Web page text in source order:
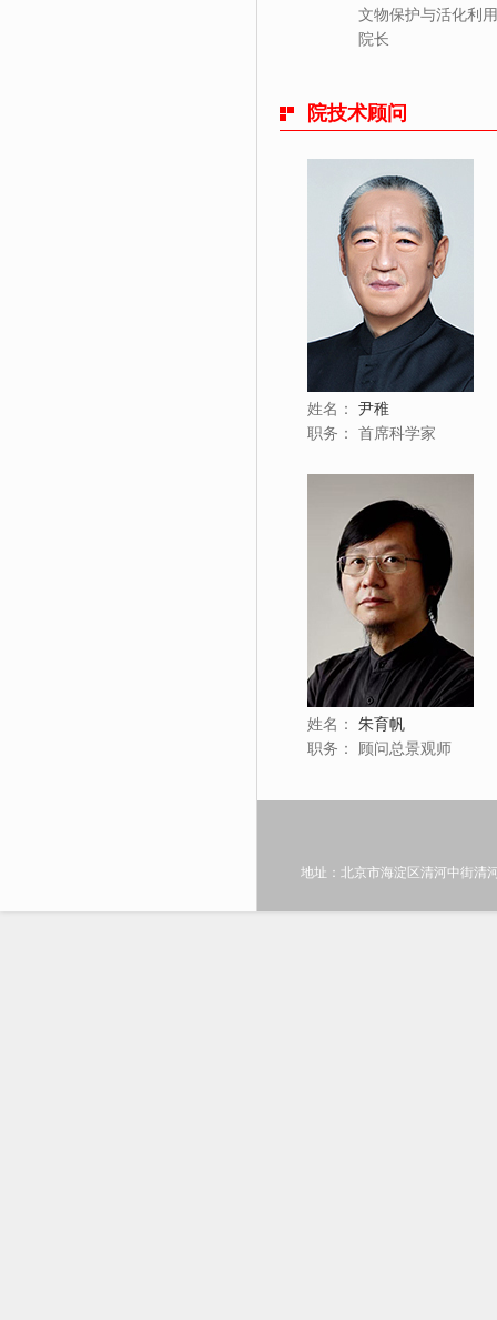
文物保护与活化利
院长
院技术顾问
姓名：
职务：
尹稚
首席科学家
姓名：
职务：
朱育帆
顾问总景观师
地址：北京市海淀区清河中街清